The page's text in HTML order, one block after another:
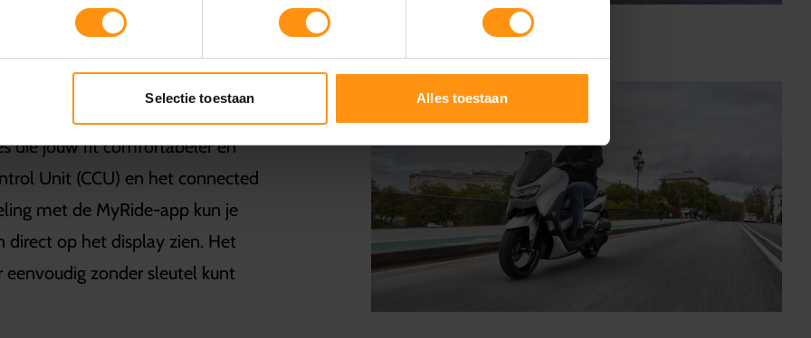
Selectie toestaan Alles toestaan
EN VEILIGHEID
die jouw rit comfortabeler en
Unit (CCU) en het connected
met de MyRide-app kun je
op het display zien. Het
zonder sleutel kunt